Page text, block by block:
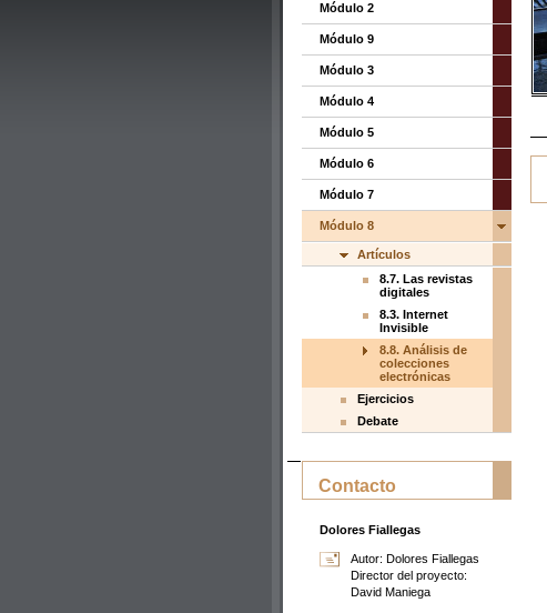
Módulo 2
Módulo 9
Módulo 3
Módulo 4
Módulo 5
Módulo 6
Módulo 7
Módulo 8
Artículos
8.7. Las revistas
digitales
8.3. Internet
Invisible
8.8. Análisis de
colecciones
electrónicas
Ejercicios
Debate
Contacto
Dolores Fiallegas
Autor: Dolores Fiallegas
Director del proyecto:
David Maniega